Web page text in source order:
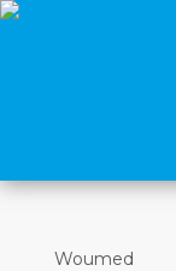
Woumed